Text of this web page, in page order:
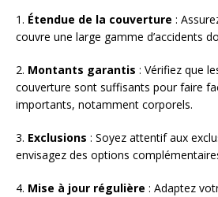
1. Étendue de la couverture :
couvre une large gamme d’accidents
2. Montants garantis : Vérifiez que
couverture sont suffisants pour faire
importants, notamment corporels.
3. Exclusions : Soyez attentif aux
envisagez des options
4. Mise à jour régulière : Adaptez